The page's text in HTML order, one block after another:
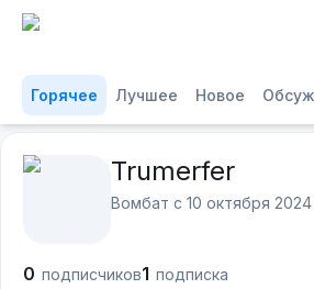
Горячее Лучшее Новое
Trumerfer
Вомбат с 10 октября 2024
0 подписчиков1 подписка